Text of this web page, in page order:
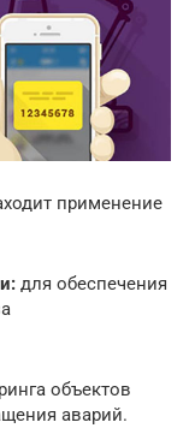
применение
для обеспечения
объектов
аварий.